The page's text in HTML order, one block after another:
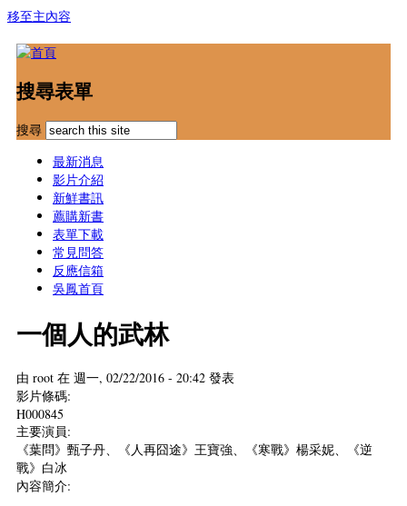
移至主內容
搜尋表單
搜尋
最新消息
影片介紹
新鮮書訊
薦購新書
表單下載
常見問答
反應信箱
吳鳳首頁
一個人的武林
由 root 在 週一, 02/22/2016 - 20:42 發表
影片條碼:
H000845
主要演員:
《葉問》甄子丹、《人再囧途》王寶強、《寒戰》楊采妮、《逆
戰》白冰
內容簡介: